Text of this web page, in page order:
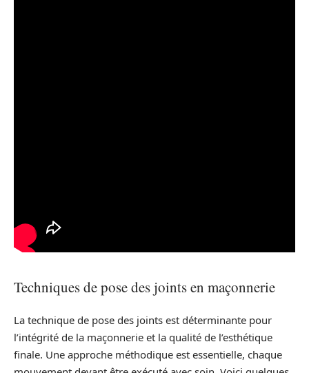
Techniques de pose des joints en maçonnerie
La technique de pose des joints est déterminante pour
l’intégrité de la maçonnerie et la qualité de l’esthétique
finale. Une approche méthodique est essentielle, chaque